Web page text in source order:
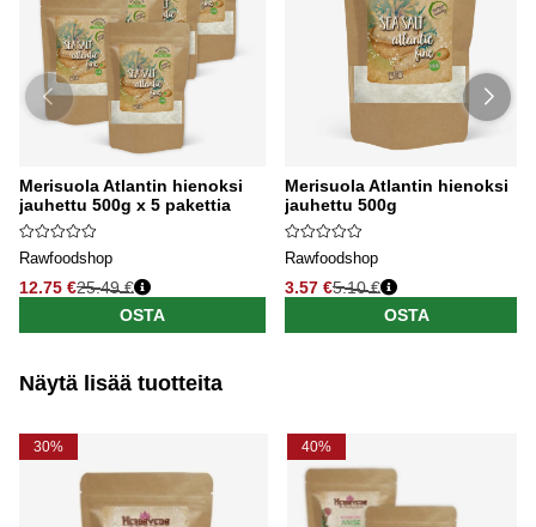
Merisuola Atlantin hienoksi
jauhettu 500g x 5 pakettia
Rawfoodshop
12.75 €25.49 €
OSTA
Merisuola Atlantin hienoksi
jauhettu 500g
Rawfoodshop
3.57 €5.10 €
OSTA
Näytä lisää tuotteita
30% 40%